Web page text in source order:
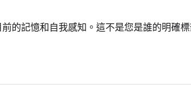
的記憶和自我感知。這不是您是誰的明確